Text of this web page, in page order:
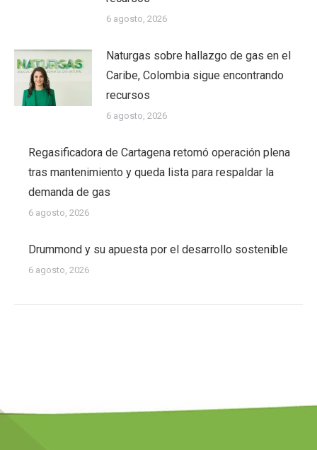
6 agosto, 2026
Naturgas sobre hallazgo de gas en el
Caribe, Colombia sigue encontrando
recursos
6 agosto, 2026
Regasificadora de Cartagena retomó operación plena
tras mantenimiento y queda lista para respaldar la
demanda de gas
6 agosto, 2026
Drummond y su apuesta por el desarrollo sostenible
6 agosto, 2026